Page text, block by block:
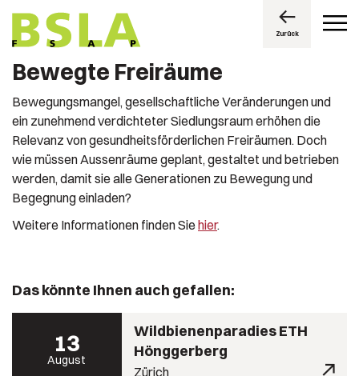
Zurück
Bewegte Freiräume
Bewegungsmangel, gesellschaftliche Veränderungen und
ein zunehmend verdichteter Siedlungsraum erhöhen die
Relevanz von gesundheitsförderlichen Freiräumen. Doch
wie müssen Aussenräume geplant, gestaltet und betrieben
werden, damit sie alle Generationen zu Bewegung und
Begegnung einladen?
Weitere Informationen finden Siehier.
Das könnte Ihnen auch gefallen:
13
August
Wildbienenparadies ETH
Hönggerberg
Zürich